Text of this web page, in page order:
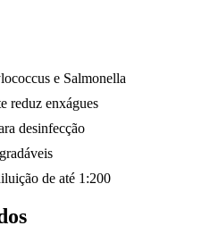
e Salmonella
reduz enxágues
desinfecção
de até 1:200